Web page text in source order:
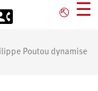
⎋ ☰
Poutou dynamise